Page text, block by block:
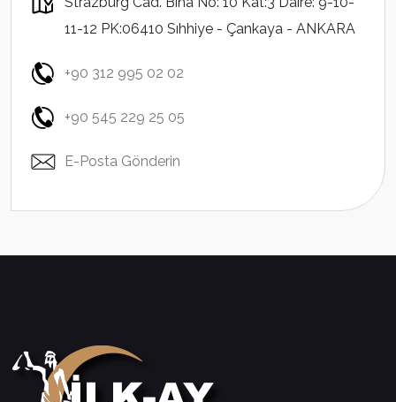
11-12 PK:06410 Sıhhiye - Çankaya - ANKARA
+90 312 995 02 02
+90 545 229 25 05
E-Posta Gönderin